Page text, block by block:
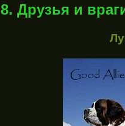
8. Друзья и